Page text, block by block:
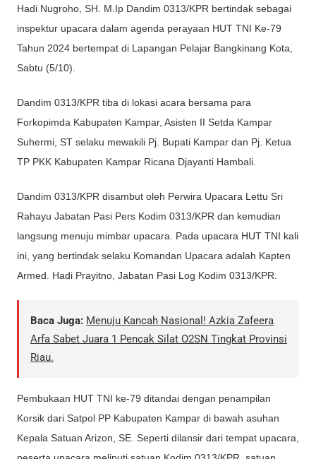
Hadi Nugroho, SH. M.Ip Dandim 0313/KPR bertindak sebagai
inspektur upacara dalam agenda perayaan HUT TNI Ke-79
Tahun 2024 bertempat di Lapangan Pelajar Bangkinang Kota,
Sabtu (5/10).
Dandim 0313/KPR tiba di lokasi acara bersama para
Forkopimda Kabupaten Kampar, Asisten II Setda Kampar
Suhermi, ST selaku mewakili Pj. Bupati Kampar dan Pj. Ketua
TP PKK Kabupaten Kampar Ricana Djayanti Hambali.
Dandim 0313/KPR disambut oleh Perwira Upacara Lettu Sri
Rahayu Jabatan Pasi Pers Kodim 0313/KPR dan kemudian
langsung menuju mimbar upacara. Pada upacara HUT TNI kali
ini, yang bertindak selaku Komandan Upacara adalah Kapten
Armed. Hadi Prayitno, Jabatan Pasi Log Kodim 0313/KPR.
Baca Juga: Menuju Kancah Nasional! Azkia Zafeera
Arfa Sabet Juara 1 Pencak Silat O2SN Tingkat Provinsi
Riau.
Pembukaan HUT TNI ke-79 ditandai dengan penampilan
Korsik dari Satpol PP Kabupaten Kampar di bawah asuhan
Kepala Satuan Arizon, SE. Seperti dilansir dari tempat upacara,